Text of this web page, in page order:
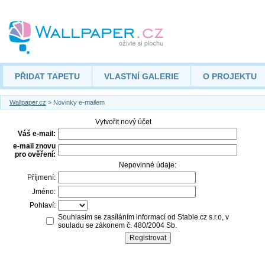
PŘIDAT TAPETU VLASTNÍ GALERIE O PROJEKTU
Wallpaper.cz > Novinky e-mailem